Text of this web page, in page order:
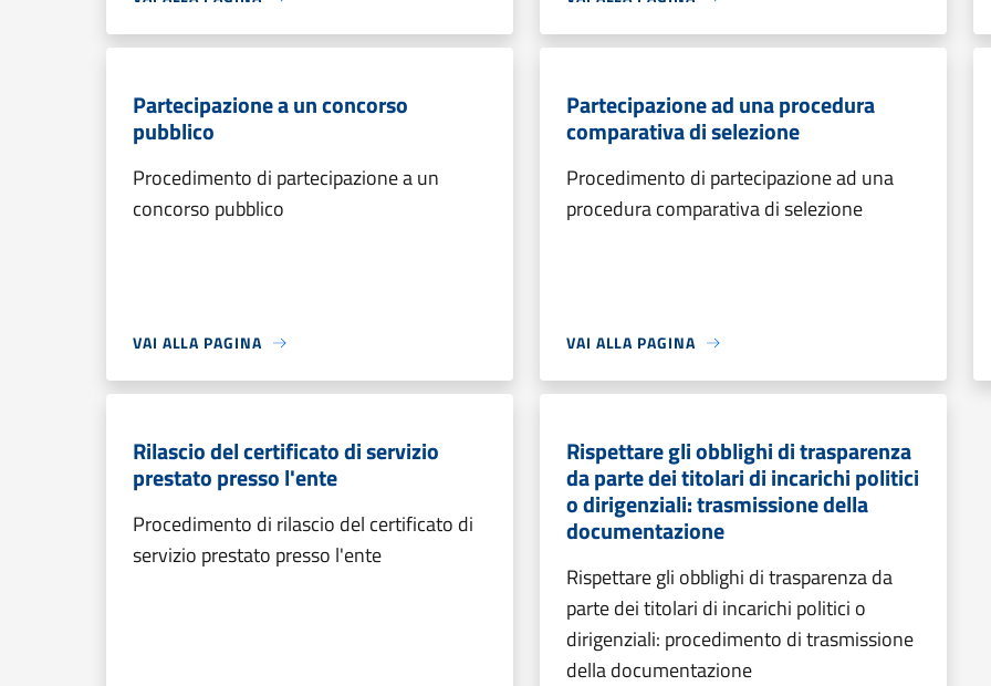
Partecipazione a un concorso
pubblico
Procedimento di partecipazione a un
concorso pubblico
VAI ALLA PAGINA
Partecipazione ad una procedura
comparativa di selezione
Procedimento di partecipazione ad una
procedura comparativa di selezione
VAI ALLA PAGINA
Rilascio del certificato di servizio
prestato presso l'ente
Procedimento di rilascio del certificato di
servizio prestato presso l'ente
Rispettare gli obblighi di trasparenza
da parte dei titolari di incarichi politici
o dirigenziali: trasmissione della
documentazione
Rispettare gli obblighi di trasparenza da
parte dei titolari di incarichi politici o
dirigenziali: procedimento di trasmissione
della documentazione